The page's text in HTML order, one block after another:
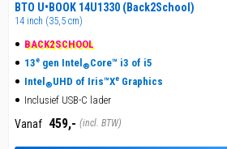
BTO U•BOOK 14U1330 (Back2School)
14 inch (35,5 cm)
BACK2SCHOOL
13e gen Intel®Core™ i3 of i5
Intel®UHD of Iris™Xe Graphics
Inclusief USB-C lader
Vanaf 459,- (incl. BTW)